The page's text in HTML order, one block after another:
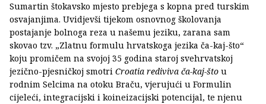
Sumartin štokavsko mjesto prebjega s kopna pred turskim
osvajanjima. Uvidjevši tijekom osnovnog školovanja
postajanje bolnoga reza u našemu jeziku, zarana sam
skovao tzv. „Zlatnu formulu hrvatskoga jezika ča-kaj-što“
koju promičem na svojoj 35 godina staroj svehrvatskoj
jezično-pjesničkoj smotri Croatia rediviva ča-kaj-što u
rodnim Selcima na otoku Braču, vjerujući u Formulin
cijeleći, integracijski i koineizacijski potencijal, te njenu